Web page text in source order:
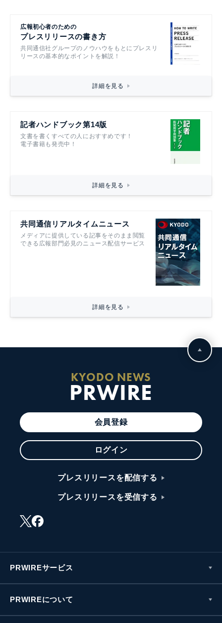
広報初心者のための
プレスリリースの書き方
共同通信社グループのノウハウをもとにプレスリ
リースの基本的なポイントを解説！
詳細を見る
記者ハンドブック第14版
文書を書くすべての人におすすめです！
電子書籍も発売中！
詳細を見る
共同通信リアルタイムニュース
メディアに提供している記事をそのまま閲覧
できる広報部門必見のニュース配信サービス
詳細を見る
KYODO NEWS
PRWIRE
会員登録
ログイン
プレスリリースを配信する
プレスリリースを受信する
PRWIREサービス
PRWIREについて